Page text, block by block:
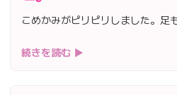
こめかみがピリピリしました。足
続きを読む ▶